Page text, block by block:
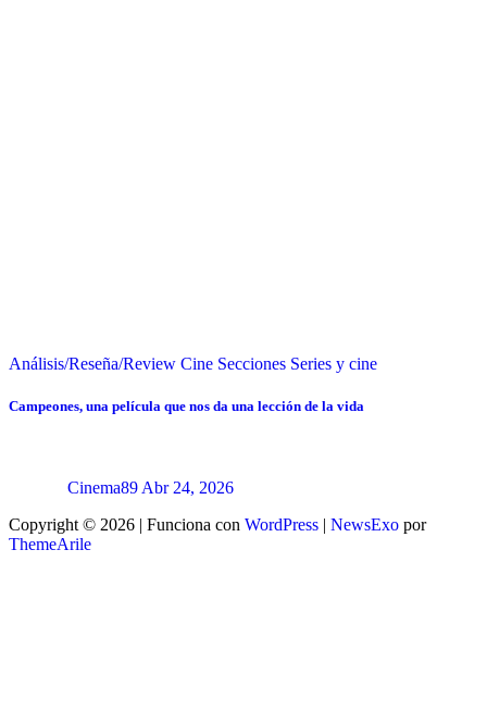
Análisis/Reseña/Review Cine Secciones Series y cine
Campeones, una película que nos da una lección de la vida
Cinema89 Abr 24, 2026
Copyright © 2026 | Funciona con WordPress | NewsExo por
ThemeArile